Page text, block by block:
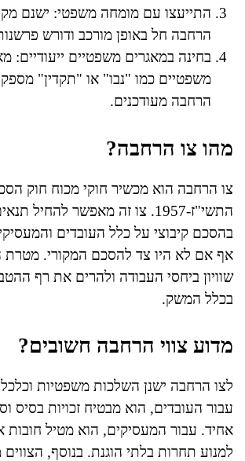
התייעצו עם מומחה משפטי: ישנם
הרחבה חל באופן מורכב ודורש
בחינה במאגרים משפטיים ייעודיים:
משפטיים כמו "נבו" או "תקדין"
הרחבה מעודכנים.
מהו צו הרחבה?
צו הרחבה הוא מכשיר חוקי מכוח חוק
התשי"ז-1957. צו זה מאפשר להחיל
בהסכם קיבוצי על כלל העובדים
אף אם לא היו צד להסכם המקורי. מטרת
שוויון ביחסי העבודה ולהרים את רף
בכלל המשק.
מדוע צווי הרחבה חשובים?
לצו הרחבה ישנן השלכות משפטיות
עבור העובדים, הוא מבטיח זכויות בסיס
אחיד. עבור המעסיקים, הוא מטיל חובות
למנוע תחרות בלתי הוגנת. בנוסף,